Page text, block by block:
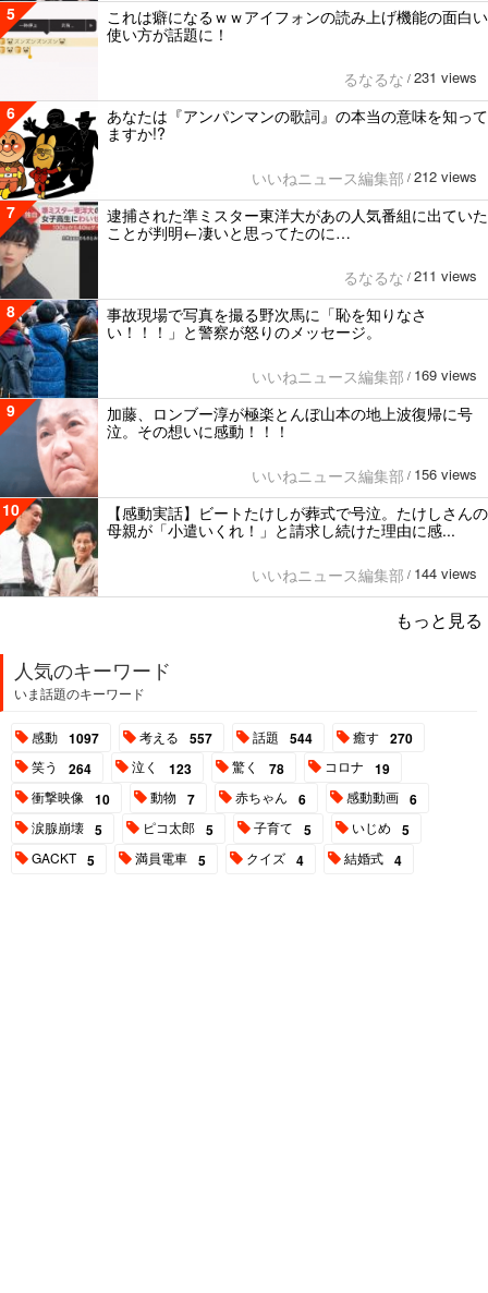
5
これは癖になるｗｗアイフォンの読み上げ機能の面白い
使い方が話題に！
るなるな / 231 views
6
あなたは『アンパンマンの歌詞』の本当の意味を知って
ますか!?
いいねニュース編集部 / 212 views
7
逮捕された準ミスター東洋大があの人気番組に出ていた
ことが判明←凄いと思ってたのに…
るなるな / 211 views
8
事故現場で写真を撮る野次馬に「恥を知りなさ
い！！！」と警察が怒りのメッセージ。
いいねニュース編集部 / 169 views
9
加藤、ロンブー淳が極楽とんぼ山本の地上波復帰に号
泣。その想いに感動！！！
いいねニュース編集部 / 156 views
10
【感動実話】ビートたけしが葬式で号泣。たけしさんの
母親が「小遣いくれ！」と請求し続けた理由に感...
いいねニュース編集部 / 144 views
もっと見る
人気のキーワード
いま話題のキーワード
感動 1097 考える 557 話題 544 癒す 270
笑う 264 泣く 123 驚く 78 コロナ 19
衝撃映像 10 動物 7 赤ちゃん 6 感動動画 6
涙腺崩壊 5 ピコ太郎 5 子育て 5 いじめ 5
GACKT 5 満員電車 5 クイズ 4 結婚式 4